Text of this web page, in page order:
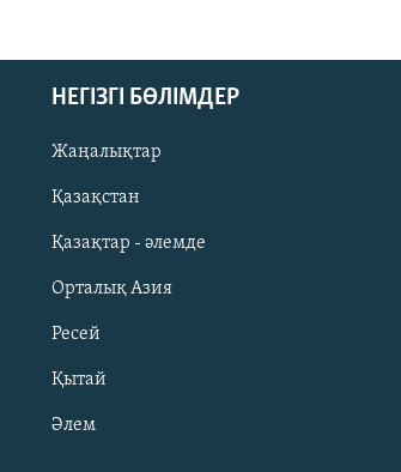
НЕГІЗГІ БӨЛІМДЕР
Жаңалықтар
Қазақстан
Қазақтар - әлемде
Орталық Азия
Ресей
Қытай
Әлем